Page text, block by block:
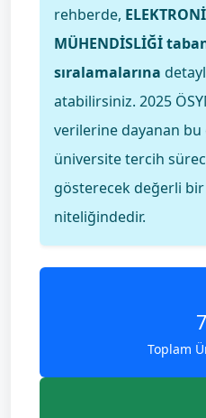
rehberde,
MÜHENDİSLİĞİ
sıralamalarına
atabilirsiniz. 2025
verilerine dayanan bu
üniversite tercih
gösterecek değerli
niteliğindedir.
7
Toplam